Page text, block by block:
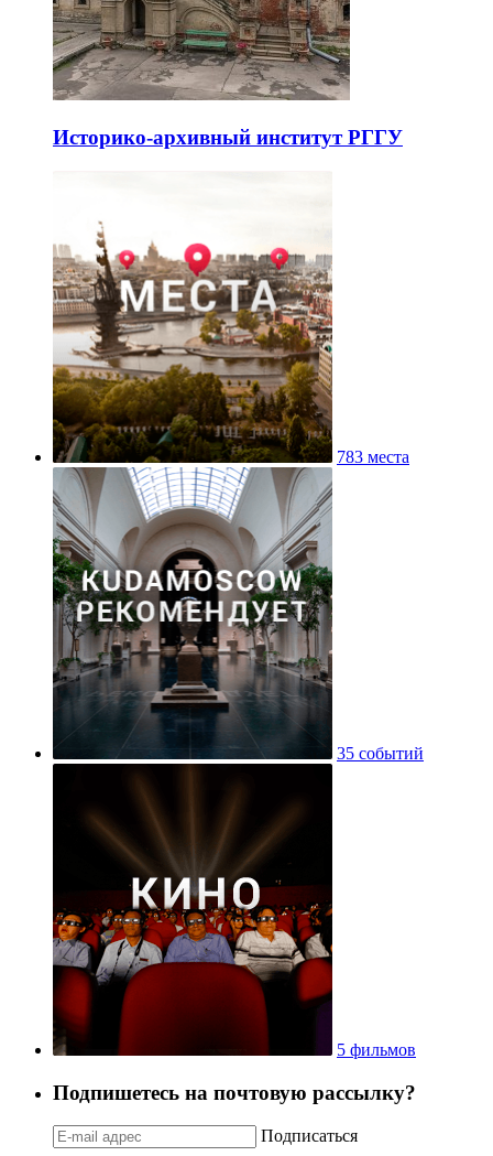
Историко-архивный институт РГГУ
783 места
35 событий
5 фильмов
Подпишетесь на почтовую рассылку?
Подписаться